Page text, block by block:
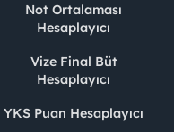
Not Ortalaması
Hesaplayıcı
Vize Final Büt
Hesaplayıcı
YKS Puan Hesaplayıcı